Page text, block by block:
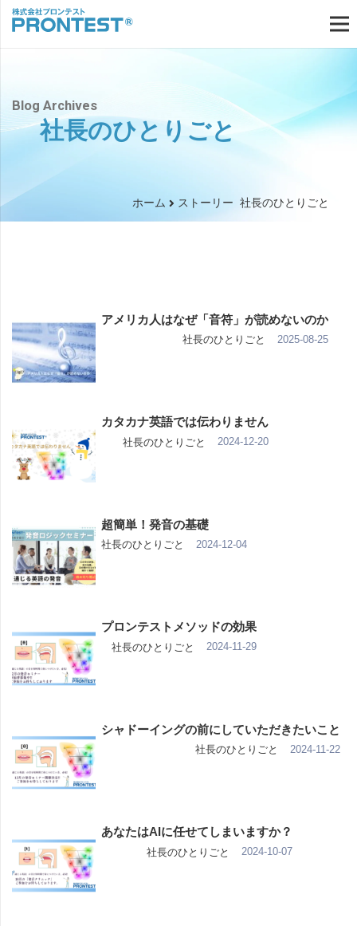
Blog Archives
社長のひとりごと
ホーム ストーリー 社長のひとりごと
アメリカ人はなぜ「音符」が読めないのか
社長のひとりごと 2025-08-25
カタカナ英語では伝わりません
社長のひとりごと 2024-12-20
超簡単！発音の基礎
社長のひとりごと 2024-12-04
プロンテストメソッドの効果
社長のひとりごと 2024-11-29
シャドーイングの前にしていただきたいこと
社長のひとりごと 2024-11-22
あなたはAIに任せてしまいますか？
社長のひとりごと 2024-10-07